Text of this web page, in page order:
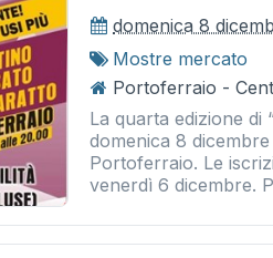
domenica 8
Mostre mercato
Portoferraio -
La quarta edizione di
domenica 8
Portoferraio. Le
venerdì 6 dicembre.